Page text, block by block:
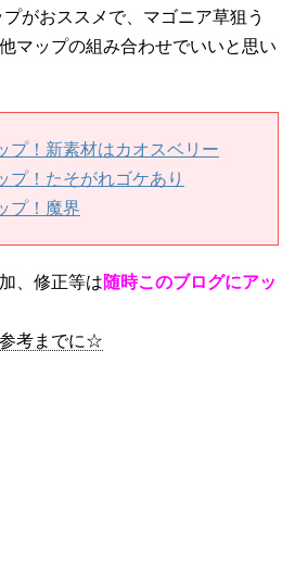
がおススメで、マゴニア草狙う
マップの組み合わせでいいと思い
プ！新素材はカオスベリー
プ！たそがれゴケあり
プ！魔界
、修正等は随時このブログにアッ
考までに☆